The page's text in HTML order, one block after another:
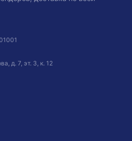
д. 7, эт. 3, к. 12